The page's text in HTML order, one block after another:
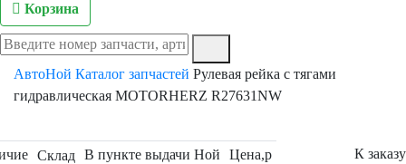
Корзина
АвтоНой Каталог запчастей Рулевая рейка с тягами
гидравлическая MOTORHERZ R27631NW
Склад В пункте выдачи Ной Цена,p К заказу